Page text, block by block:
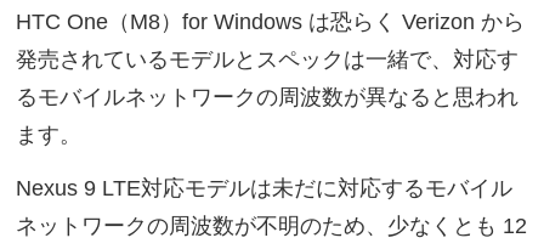
HTC One（M8）for Windows は恐らく Verizon から
発売されているモデルとスペックは一緒で、対応す
るモバイルネットワークの周波数が異なると思われ
ます。
Nexus 9 LTE対応モデルは未だに対応するモバイル
ネットワークの周波数が不明のため、少なくとも 12